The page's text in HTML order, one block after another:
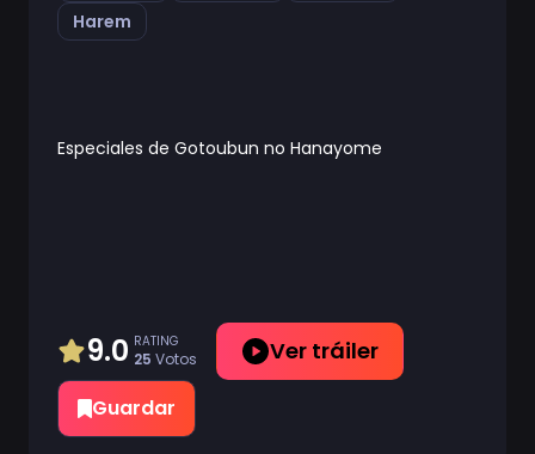
Harem
Especiales de Gotoubun no Hanayome
9.0 RATING
25 Votos Ver tráiler
Guardar